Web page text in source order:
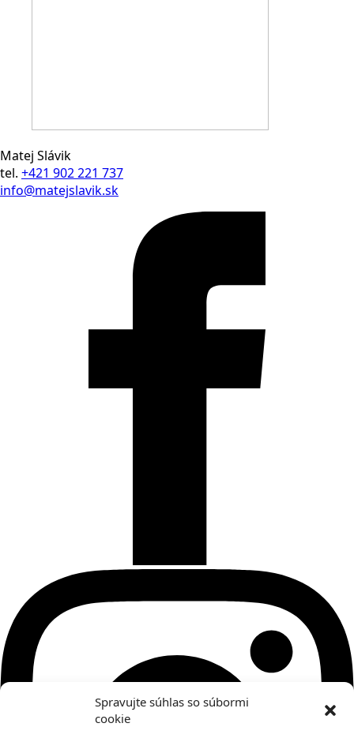
Spravujte súhlas so súbormi
cookie
Matej Slávik
tel. +421 902 221 737
info@matejslavik.sk